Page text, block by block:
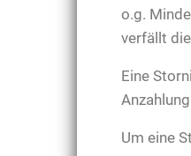
o.g.
verfällt
Eine
Um eine